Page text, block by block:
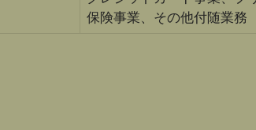
保険事業、その他付随業務